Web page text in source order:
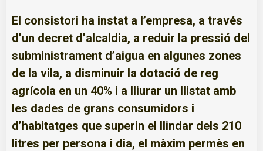
El consistori ha instat a l’empresa, a través
d’un decret d’alcaldia, a reduir la pressió del
subministrament d’aigua en algunes zones
de la vila, a disminuir la dotació de reg
agrícola en un 40% i a lliurar un llistat amb
les dades de grans consumidors i
d’habitatges que superin el llindar dels 210
litres per persona i dia, el màxim permès en